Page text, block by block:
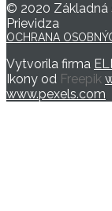
© 2020 Základná
Prievidza
OCHRANA
Vytvorila firma
Ikony od Freepik
www.pexels.com